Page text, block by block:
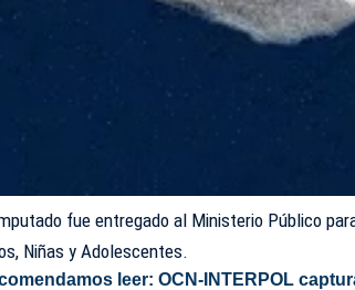
fue entregado al Ministerio Público
Niñas y Adolescentes.
leer:OCN-INTERPOL